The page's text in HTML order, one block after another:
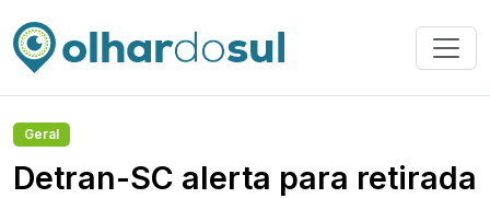
Geral
Detran-SC alerta para retirada